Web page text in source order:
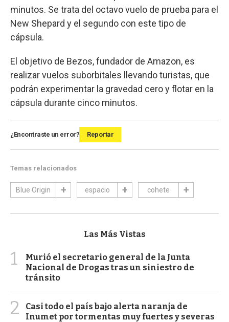
minutos. Se trata del octavo vuelo de prueba para el
New Shepard y el segundo con este tipo de
cápsula.
El objetivo de Bezos, fundador de Amazon, es
realizar vuelos suborbitales llevando turistas, que
podrán experimentar la gravedad cero y flotar en la
cápsula durante cinco minutos.
¿Encontraste un error? Reportar
Temas relacionados
Blue Origin espacio cohete
Las Más Vistas
1
Murió el secretario general de la Junta
Nacional de Drogas tras un siniestro de
tránsito
2
Casi todo el país bajo alerta naranja de
Inumet por tormentas muy fuertes y severas